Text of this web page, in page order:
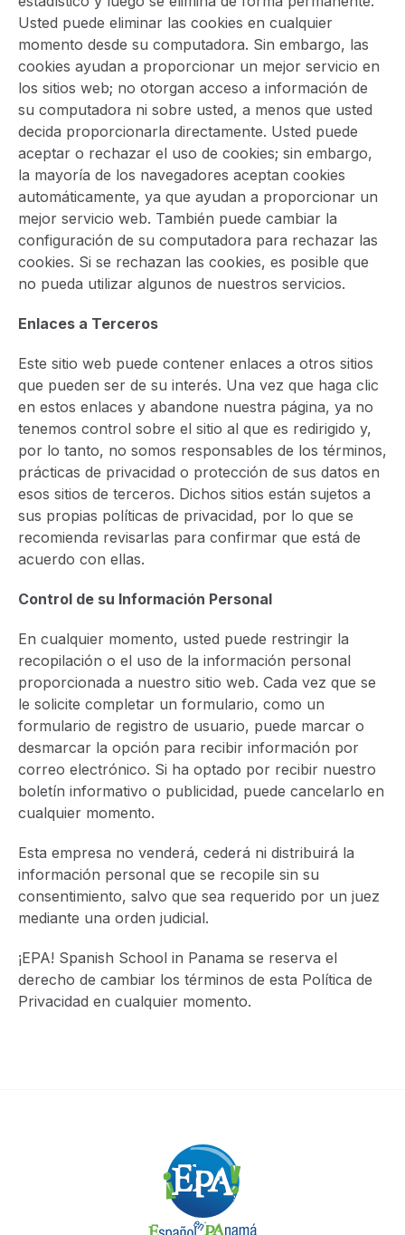
Usted puede eliminar las cookies en cualquier
momento desde su computadora. Sin embargo, las
cookies ayudan a proporcionar un mejor servicio en
los sitios web; no otorgan acceso a información de
su computadora ni sobre usted, a menos que usted
decida proporcionarla directamente. Usted puede
aceptar o rechazar el uso de cookies; sin embargo,
la mayoría de los navegadores aceptan cookies
automáticamente, ya que ayudan a proporcionar un
mejor servicio web. También puede cambiar la
configuración de su computadora para rechazar las
cookies. Si se rechazan las cookies, es posible que
no pueda utilizar algunos de nuestros servicios.
Enlaces a Terceros
Este sitio web puede contener enlaces a otros sitios
que pueden ser de su interés. Una vez que haga clic
en estos enlaces y abandone nuestra página, ya no
tenemos control sobre el sitio al que es redirigido y,
por lo tanto, no somos responsables de los términos,
prácticas de privacidad o protección de sus datos en
esos sitios de terceros. Dichos sitios están sujetos a
sus propias políticas de privacidad, por lo que se
recomienda revisarlas para confirmar que está de
acuerdo con ellas.
Control de su Información Personal
En cualquier momento, usted puede restringir la
recopilación o el uso de la información personal
proporcionada a nuestro sitio web. Cada vez que se
le solicite completar un formulario, como un
formulario de registro de usuario, puede marcar o
desmarcar la opción para recibir información por
correo electrónico. Si ha optado por recibir nuestro
boletín informativo o publicidad, puede cancelarlo en
cualquier momento.
Esta empresa no venderá, cederá ni distribuirá la
información personal que se recopile sin su
consentimiento, salvo que sea requerido por un juez
mediante una orden judicial.
¡EPA! Spanish School in Panama se reserva el
derecho de cambiar los términos de esta Política de
Privacidad en cualquier momento.